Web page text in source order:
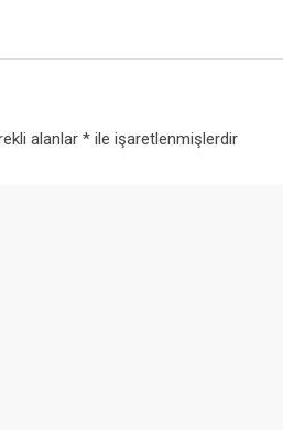
alanlar *ile işaretlenmişlerdir